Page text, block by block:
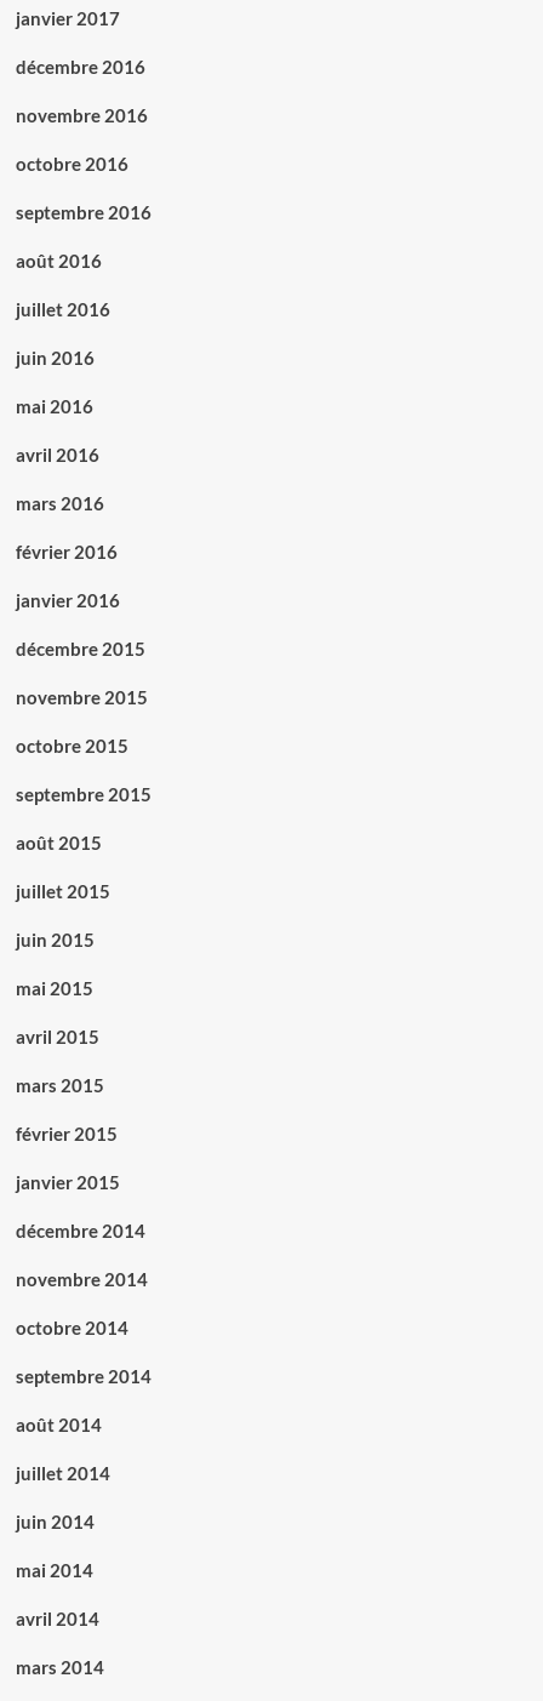
janvier 2017
décembre 2016
novembre 2016
octobre 2016
septembre 2016
août 2016
juillet 2016
juin 2016
mai 2016
avril 2016
mars 2016
février 2016
janvier 2016
décembre 2015
novembre 2015
octobre 2015
septembre 2015
août 2015
juillet 2015
juin 2015
mai 2015
avril 2015
mars 2015
février 2015
janvier 2015
décembre 2014
novembre 2014
octobre 2014
septembre 2014
août 2014
juillet 2014
juin 2014
mai 2014
avril 2014
mars 2014